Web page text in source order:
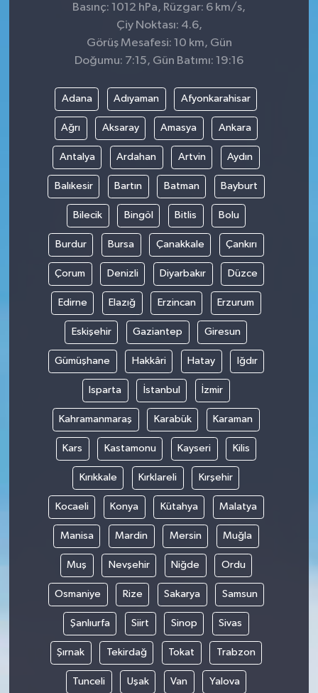
Basınç: 1012 hPa, Rüzgar: 6 km/s,
Çiy Noktası: 4.6,
Görüş Mesafesi: 10 km, Gün
Doğumu: 7:15, Gün Batımı: 19:16
Adana Adıyaman Afyonkarahisar
Ağrı Aksaray Amasya Ankara
Antalya Ardahan Artvin Aydın
Balıkesir Bartın Batman Bayburt
Bilecik Bingöl Bitlis Bolu
Burdur Bursa Çanakkale Çankırı
Çorum Denizli Diyarbakır Düzce
Edirne Elazığ Erzincan Erzurum
Eskişehir Gaziantep Giresun
Gümüşhane Hakkâri Hatay Iğdır
Isparta İstanbul İzmir
Kahramanmaraş Karabük Karaman
Kars Kastamonu Kayseri Kilis
Kırıkkale Kırklareli Kırşehir
Kocaeli Konya Kütahya Malatya
Manisa Mardin Mersin Muğla
Muş Nevşehir Niğde Ordu
Osmaniye Rize Sakarya Samsun
Şanlıurfa Siirt Sinop Sivas
Şırnak Tekirdağ Tokat Trabzon
Tunceli Uşak Van Yalova